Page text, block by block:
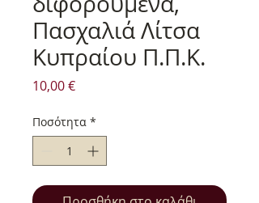
Πασχαλιά Λίτσα
Κυπραίου Π.Π.Κ.
10,00 €Τιμή
Ποσότητα *